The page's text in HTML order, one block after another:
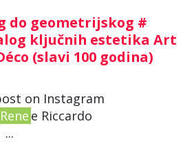
do geometrijskog #
ključnih estetika Art
(slavi 100 godina)
post on Instagram
Rene e Riccardo